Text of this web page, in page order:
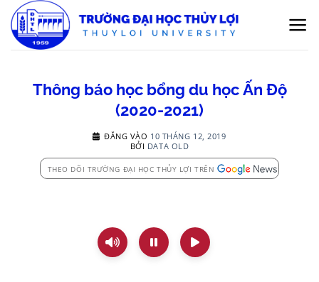
qua
nội
Thông báo học bổng du học Ấn Độ
(2020-2021)
ĐĂNG VÀO 10 THÁNG 12, 2019
BỞI DATA OLD
THEO DÕI TRƯỜNG ĐẠI HỌC THỦY LỢI TRÊN